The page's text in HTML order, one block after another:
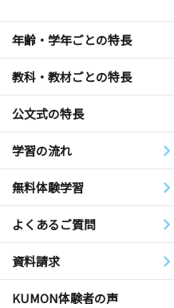
年齢・学年ごとの特長
教科・教材ごとの特長
公文式の特長
学習の流れ
無料体験学習
よくあるご質問
資料請求
KUMON体験者の声